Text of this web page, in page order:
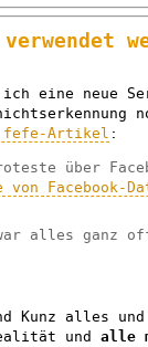
eine neue
fefe-Artikel :
über
Facebook-
alles ganz
Kunz alles
und alle